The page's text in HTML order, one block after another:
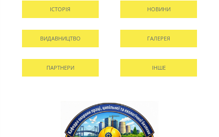
ІСТОРІЯ НОВИНИ
ВИДАВНИЦТВО ГАЛЕРЕЯ
ПАРТНЕРИ ІНШЕ